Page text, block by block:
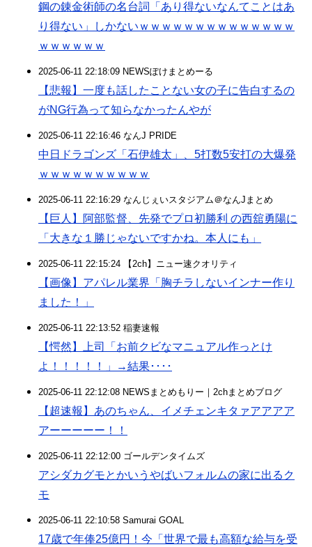
鋼の錬金術師の名台詞「あり得ないなんてことはあ
り得ない」しかないｗｗｗｗｗｗｗｗｗｗｗｗｗｗ
ｗｗｗｗｗｗ
2025-06-11 22:18:09 NEWSぽけまとめーる
【悲報】一度も話したことない女の子に告白するの
がNG行為って知らなかったんやが
2025-06-11 22:16:46 なんJ PRIDE
中日ドラゴンズ「石伊雄太」、5打数5安打の大爆発
ｗｗｗｗｗｗｗｗｗｗ
2025-06-11 22:16:29 なんじぇいスタジアム＠なんJまとめ
【巨人】阿部監督、先発でプロ初勝利 の西舘勇陽に
「大きな１勝じゃないですかね。本人にも」
2025-06-11 22:15:24 【2ch】ニュー速クオリティ
【画像】アパレル業界「胸チラしないインナー作り
ました！」
2025-06-11 22:13:52 稲妻速報
【愕然】上司「お前クビなマニュアル作っとけ
よ！！！！！」→結果････
2025-06-11 22:12:08 NEWSまとめもりー｜2chまとめブログ
【超速報】あのちゃん、イメチェンキタァアアアア
アーーーーー！！
2025-06-11 22:12:00 ゴールデンタイムズ
アシダカグモとかいうやばいフォルムの家に出るク
モ
2025-06-11 22:10:58 Samurai GOAL
17歳で年俸25億円！今「世界で最も高額な給与を受